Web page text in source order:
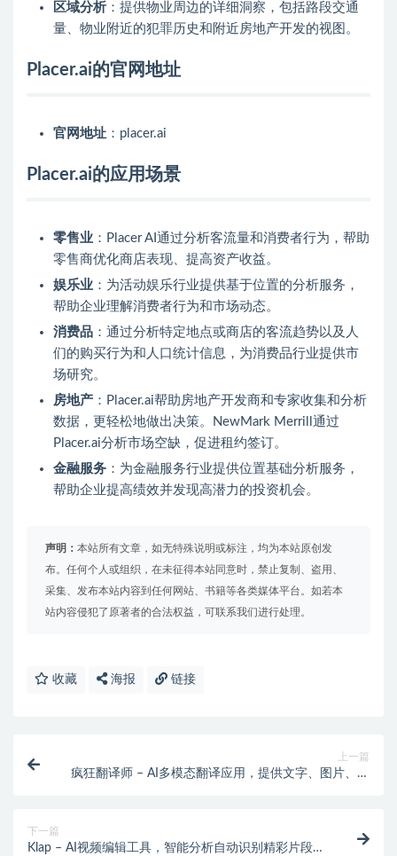
区域分析 ：提供物业周边的详细洞察，包括路段交通
量、物业附近的犯罪历史和附近房地产开发的视图。
Placer.ai的官网地址
官网地址 ：placer.ai
Placer.ai的应用场景
零售业 ：Placer AI通过分析客流量和消费者行为，帮助
零售商优化商店表现、提高资产收益。
娱乐业 ：为活动娱乐行业提供基于位置的分析服务，
帮助企业理解消费者行为和市场动态。
消费品 ：通过分析特定地点或商店的客流趋势以及人
们的购买行为和人口统计信息，为消费品行业提供市
场研究。
房地产 ：Placer.ai帮助房地产开发商和专家收集和分析
数据，更轻松地做出决策。NewMark Merrill通过
Placer.ai分析市场空缺，促进租约签订。
金融服务 ：为金融服务行业提供位置基础分析服务，
帮助企业提高绩效并发现高潜力的投资机会。
声明： 本站所有文章，如无特殊说明或标注，均为本站原创发
布。任何个人或组织，在未征得本站同意时，禁止复制、盗用、
采集、发布本站内容到任何网站、书籍等各类媒体平台。如若本
站内容侵犯了原著者的合法权益，可联系我们进行处理。
收藏 海报 链接
上一篇
疯狂翻译师 – AI多模态翻译应用，提供文字、图片、文
下一篇
Klap – AI视频编辑工具，智能分析自动识别精彩片段、